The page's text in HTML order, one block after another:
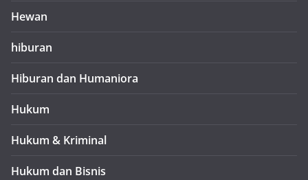
Hewan
hiburan
Hiburan dan Humaniora
Hukum
Hukum & Kriminal
Hukum dan Bisnis